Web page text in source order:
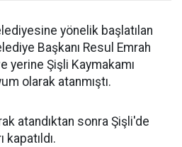
yönelik başlatılan
Başkanı Resul Emrah
yerine Şişli Kaymakamı
olarak atanmıştı.
atandıktan sonra Şişli'de